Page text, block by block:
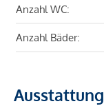
Anzahl WC:
Anzahl Bäder:
Ausstattung